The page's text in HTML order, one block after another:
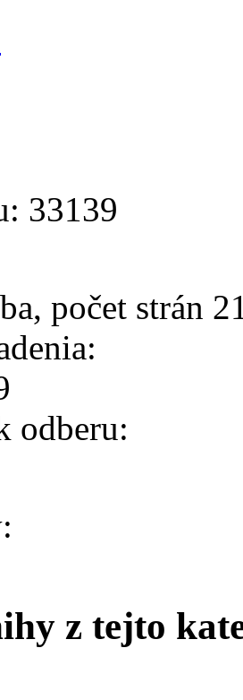
33139
počet strán
odberu:
z tejto